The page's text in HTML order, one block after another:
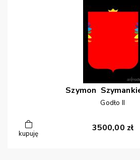
Szymon
Godło II
kupuję
3500,00 zł